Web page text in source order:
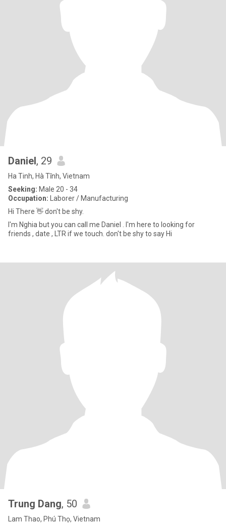
Daniel, 29
Ha Tinh, Hà Tĩnh, Vietnam
Seeking: Male 20 - 34
Occupation: Laborer / Manufacturing
Hi There 👋 don't be shy.
I'm Nghia but you can call me Daniel . I'm here to looking for
friends , date , LTR if we touch. don't be shy to say Hi
Trung Dang, 50
Lam Thao, Phú Thọ, Vietnam